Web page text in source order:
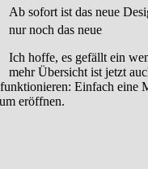
Ab sofort ist das neue
nur noch das neue
Ich hoffe, es gefällt ein
mehr Übersicht ist jetzt
Einfach eine
eröffnen.